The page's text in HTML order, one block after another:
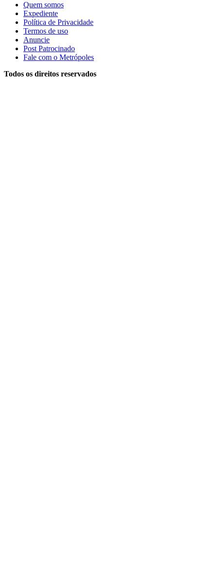
Quem somos
Expediente
Política de Privacidade
Termos de uso
Anuncie
Post Patrocinado
Fale com o Metrópoles
Todos os direitos reservados